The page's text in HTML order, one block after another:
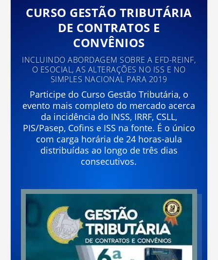
CURSO GESTÃO TRIBUTÁRIA
DE CONTRATOS E
CONVÊNIOS
INCLUINDO ABORDAGEM SOBRE A EFD-REINF,
O ESOCIAL, AS ALTERAÇÕES NO ISS E NO
SIMPLES NACIONAL PARA 2019
Participe do Curso Gestão Tributária, o
evento mais completo do mercado acerca
da incidência do INSS, IRRF, CSLL,
PIS/Pasep, Cofins e ISS na fonte. É o único
com carga horária de 24 horas-aula
distribuídas ao longo de três dias
consecutivos.